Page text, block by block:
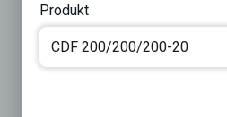
Produkt